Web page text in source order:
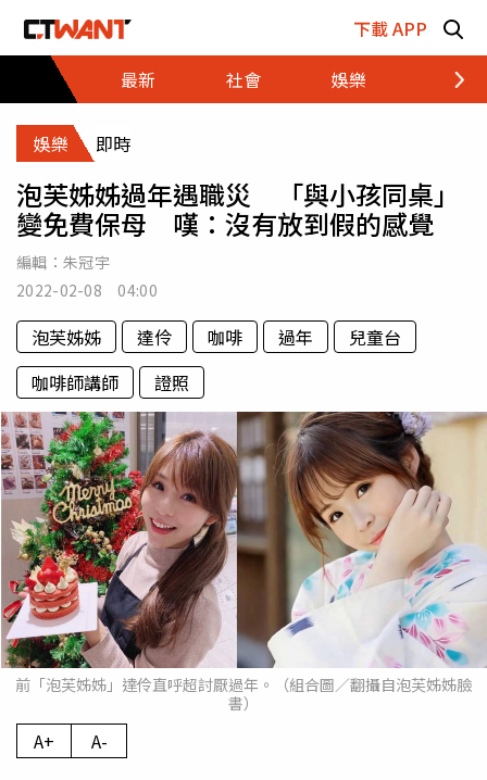
下載 APP
最新
社會 娛樂 財經
娛樂 即時
泡芙姊姊過年遇職災 「與小孩同桌」
變免費保母 嘆：沒有放到假的感覺
編輯： 朱冠宇
2022-02-08 04:00
泡芙姊姊 達伶 咖啡 過年
兒童台
咖啡師講師
證照
前「泡芙姊姊」達伶直呼超討厭過年。（組合圖／翻攝自泡芙姊姊臉
書）
A+ A-